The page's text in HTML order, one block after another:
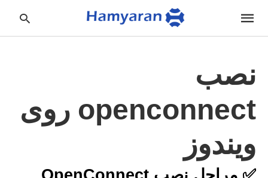
نصب
openconnect روی
ویندوز